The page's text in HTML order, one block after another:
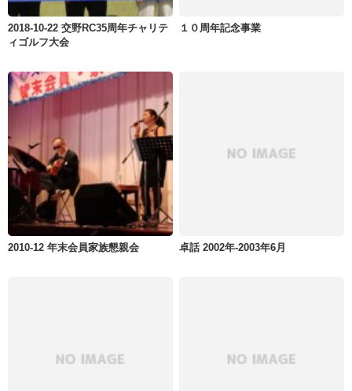
2018-10-22 交野RC35周年チャリテ
ィゴルフ大会
１０周年記念事業
2010-12 年末会員家族懇親会 卓話 2002年-2003年6月